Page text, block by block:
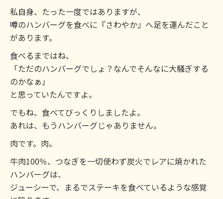
私自身、たった一度ではありますが、
噂のハンバーグを食べに『さわやか』へ足を運んだこと
があります。
食べるまではね、
「ただのハンバーグでしょ？なんでそんなに大騒ぎする
のかなぁ」
と思っていたんですよ。
でもね、食べてびっくりしましたよ。
あれは、もうハンバーグじゃありません。
肉です。肉。
牛肉100％、つなぎを一切使わず炭火でレアに焼かれた
ハンバーグは、
ジューシーで、まるでステーキを食べているような感覚